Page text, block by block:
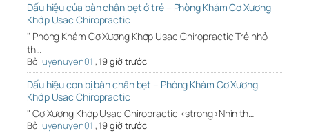
Dấu hiệu của bàn chân bẹt ở trẻ – Phòng Khám Cơ Xương
Khớp Usac Chiropractic
" Phòng Khám Cơ Xương Khớp Usac Chiropractic Trẻ nhỏ
th…
Bởi uyenuyen01 ,19 giờ trước
Dấu hiệu con bị bàn chân bẹt – Phòng Khám Cơ Xương
Khớp Usac Chiropractic
" Cơ Xương Khớp Usac Chiropractic <strong>Nhìn th…
Bởi uyenuyen01 ,19 giờ trước